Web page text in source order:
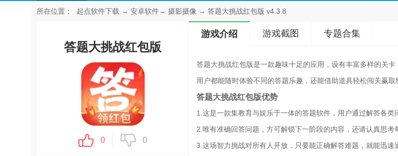
所在位置： 起点软件下载 → 安卓软件→ 摄影摄像 → 答题大挑战红包版 v4.3.8
答题大挑战红包版
0 0
游戏介绍 游戏截图 专题合集
答题大挑战红包版是一款趣味十足的应用，设有丰富多样的关
用户都能随时体验不同的答题乐趣，还能借助道具轻松闯关赢取
答题大挑战红包版优势
1.这是一款集教育与娱乐于一体的答题软件，用户通过解答各
2.唯有准确回答问题，方可解锁下一阶段的内容，还请认真思考
3.这场智力挑战对所有人开放，只要能正确解答难题，就能迅速